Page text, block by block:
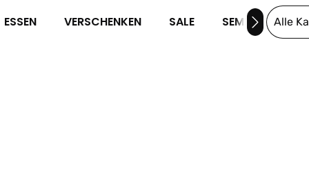
ESSEN VERSCHENKEN SALE SEMINAREAlle